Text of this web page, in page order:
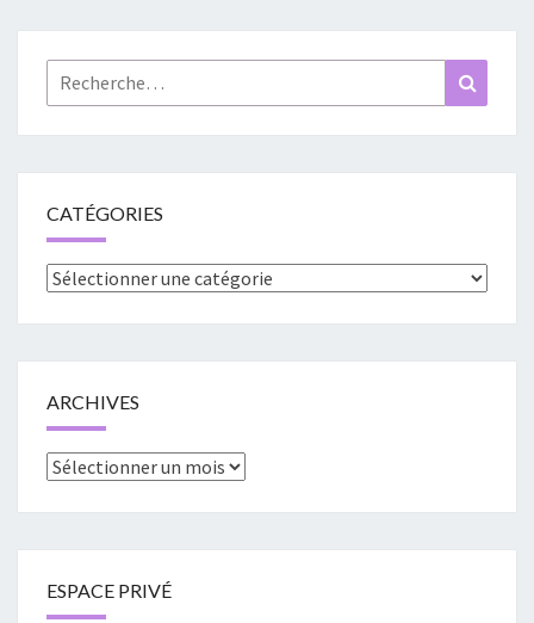
Rechercher :
CATÉGORIES
Catégories
ARCHIVES
Archives
ESPACE PRIVÉ